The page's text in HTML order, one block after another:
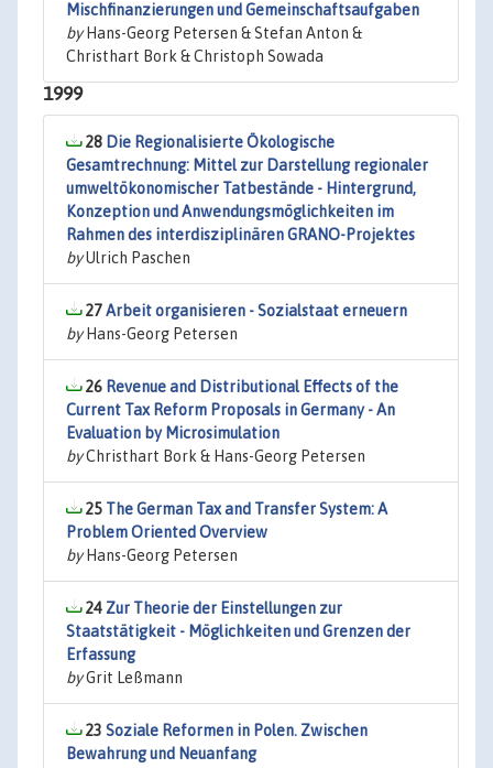
Mischfinanzierungen und Gemeinschaftsaufgaben
byHans-Georg Petersen & Stefan Anton &
Christhart Bork & Christoph Sowada
1999
28 Die Regionalisierte Ökologische
Gesamtrechnung: Mittel zur Darstellung regionaler
umweltökonomischer Tatbestände - Hintergrund,
Konzeption und Anwendungsmöglichkeiten im
Rahmen des interdisziplinären GRANO-Projektes
byUlrich Paschen
27Arbeit organisieren - Sozialstaat erneuern
byHans-Georg Petersen
26 Revenue and Distributional Effects of the
Current Tax Reform Proposals in Germany - An
Evaluation by Microsimulation
byChristhart Bork & Hans-Georg Petersen
25 The German Tax and Transfer System: A
Problem Oriented Overview
byHans-Georg Petersen
24 Zur Theorie der Einstellungen zur
Staatstätigkeit - Möglichkeiten und Grenzen der
Erfassung
byGrit Leßmann
23 Soziale Reformen in Polen. Zwischen
Bewahrung und Neuanfang